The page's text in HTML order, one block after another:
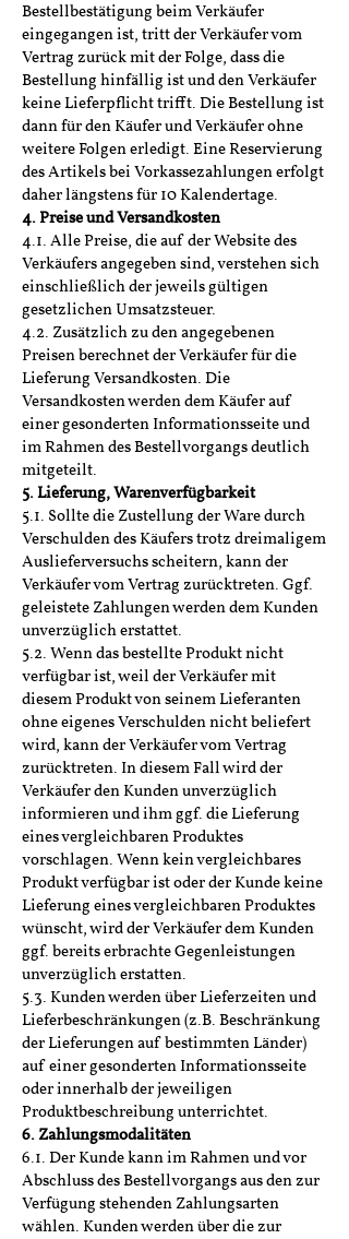
Bestellbestätigung beim Verkäufer
eingegangen ist, tritt der Verkäufer vom
Vertrag zurück mit der Folge, dass die
Bestellung hinfällig ist und den Verkäufer
keine Lieferpflicht trifft. Die Bestellung ist
dann für den Käufer und Verkäufer ohne
weitere Folgen erledigt. Eine Reservierung
des Artikels bei Vorkassezahlungen erfolgt
daher längstens für 10 Kalendertage.
4. Preise und Versandkosten
4.1. Alle Preise, die auf der Website des
Verkäufers angegeben sind, verstehen sich
einschließlich der jeweils gültigen
gesetzlichen Umsatzsteuer.
4.2. Zusätzlich zu den angegebenen
Preisen berechnet der Verkäufer für die
Lieferung Versandkosten. Die
Versandkosten werden dem Käufer auf
einer gesonderten Informationsseite und
im Rahmen des Bestellvorgangs deutlich
mitgeteilt.
5. Lieferung, Warenverfügbarkeit
5.1. Sollte die Zustellung der Ware durch
Verschulden des Käufers trotz dreimaligem
Auslieferversuchs scheitern, kann der
Verkäufer vom Vertrag zurücktreten. Ggf.
geleistete Zahlungen werden dem Kunden
unverzüglich erstattet.
5.2. Wenn das bestellte Produkt nicht
verfügbar ist, weil der Verkäufer mit
diesem Produkt von seinem Lieferanten
ohne eigenes Verschulden nicht beliefert
wird, kann der Verkäufer vom Vertrag
zurücktreten. In diesem Fall wird der
Verkäufer den Kunden unverzüglich
informieren und ihm ggf. die Lieferung
eines vergleichbaren Produktes
vorschlagen. Wenn kein vergleichbares
Produkt verfügbar ist oder der Kunde keine
Lieferung eines vergleichbaren Produktes
wünscht, wird der Verkäufer dem Kunden
ggf. bereits erbrachte Gegenleistungen
unverzüglich erstatten.
5.3. Kunden werden über Lieferzeiten und
Lieferbeschränkungen (z.B. Beschränkung
der Lieferungen auf bestimmten Länder)
auf einer gesonderten Informationsseite
oder innerhalb der jeweiligen
Produktbeschreibung unterrichtet.
6. Zahlungsmodalitäten
6.1. Der Kunde kann im Rahmen und vor
Abschluss des Bestellvorgangs aus den zur
Verfügung stehenden Zahlungsarten
wählen. Kunden werden über die zur